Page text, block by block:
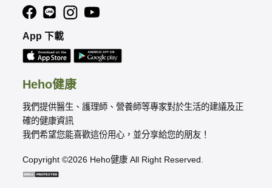
Heho健康
我們提供醫生、護理師、營養師等專家對於生活的建議及正
確的健康資訊
我們希望您能喜歡這份用心，並分享給您的朋友！
Copyright ©2026 Heho健康 All Right Reserved.
App 下載